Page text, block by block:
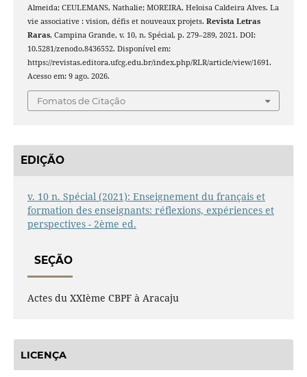
Almeida; CEULEMANS, Nathalie; MOREIRA, Heloisa Caldeira Alves. La
vie associative : vision, défis et nouveaux projets. Revista Letras
Raras, Campina Grande, v. 10, n. Spécial, p. 279–289, 2021. DOI:
10.5281/zenodo.8436552. Disponível em:
https://revistas.editora.ufcg.edu.br/index.php/RLR/article/view/1691.
Acesso em: 9 ago. 2026.
Fomatos de Citação
EDIÇÃO
v. 10 n. Spécial (2021): Enseignement du français et
formation des enseignants: réflexions, expériences et
perspectives - 2ème ed.
SEÇÃO
Actes du XXIème CBPF à Aracaju
LICENÇA